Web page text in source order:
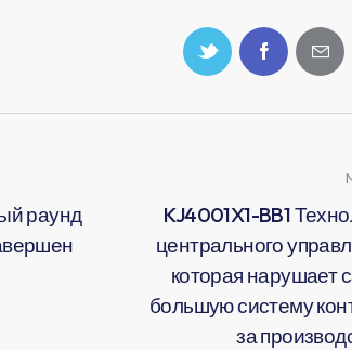
раунд
KJ4001X1-BB1
центрального
которая нарушает
большую систему
за